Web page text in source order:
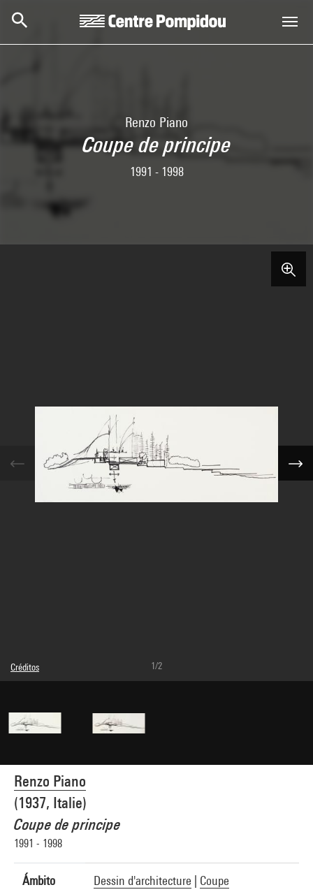
Renzo Piano
Coupe de principe
1991 - 1998
Renzo Piano
(1937, Italie)
Coupe de principe
1991 - 1998
Ámbito Dessin d'architecture Coupe
Créditos
© Adagp, Paris
Referencia de la imagen : 4N37270
Difusión de la imagen :GrandPalaisRmnPhoto
1/2